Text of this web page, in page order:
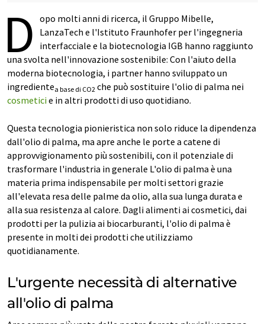
D opo molti anni di ricerca, il Gruppo Mibelle,
LanzaTech e l'Istituto Fraunhofer per l'ingegneria
interfacciale e la biotecnologia IGB hanno raggiunto
una svolta nell'innovazione sostenibile: Con l'aiuto della
moderna biotecnologia, i partner hanno sviluppato un
ingredientea base di CO2 che può sostituire l'olio di palma nei
cosmetici e in altri prodotti di uso quotidiano.
Questa tecnologia pionieristica non solo riduce la dipendenza
dall'olio di palma, ma apre anche le porte a catene di
approvvigionamento più sostenibili, con il potenziale di
trasformare l'industria in generale L'olio di palma è una
materia prima indispensabile per molti settori grazie
all'elevata resa delle palme da olio, alla sua lunga durata e
alla sua resistenza al calore. Dagli alimenti ai cosmetici, dai
prodotti per la pulizia ai biocarburanti, l'olio di palma è
presente in molti dei prodotti che utilizziamo
quotidianamente.
L'urgente necessità di alternative
all'olio di palma